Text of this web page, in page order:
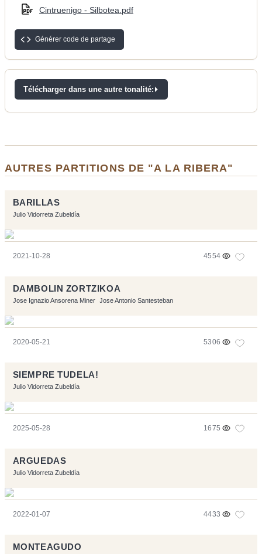
Cintruenigo - Silbotea.pdf
Générer code de partage
Télécharger dans une autre tonalité:
AUTRES PARTITIONS DE "A LA RIBERA"
BARILLAS
Julio Vidorreta Zubeldía
2021-10-28 4554
DAMBOLIN ZORTZIKOA
Jose Ignazio Ansorena Miner Jose Antonio Santesteban
2020-05-21 5306
SIEMPRE TUDELA!
Julio Vidorreta Zubeldía
2025-05-28 1675
ARGUEDAS
Julio Vidorreta Zubeldía
2022-01-07 4433
MONTEAGUDO